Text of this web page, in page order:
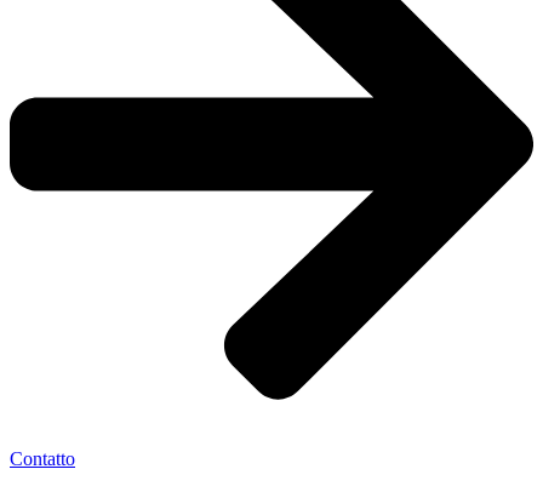
Contatto